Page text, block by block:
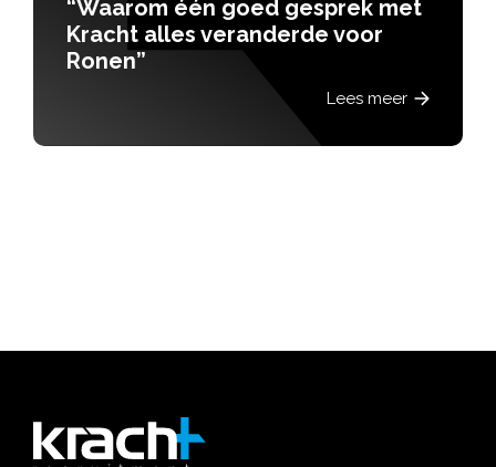
met
“Het vertrouwen dat ik
ik ook geven aan mijn
medewerkers”